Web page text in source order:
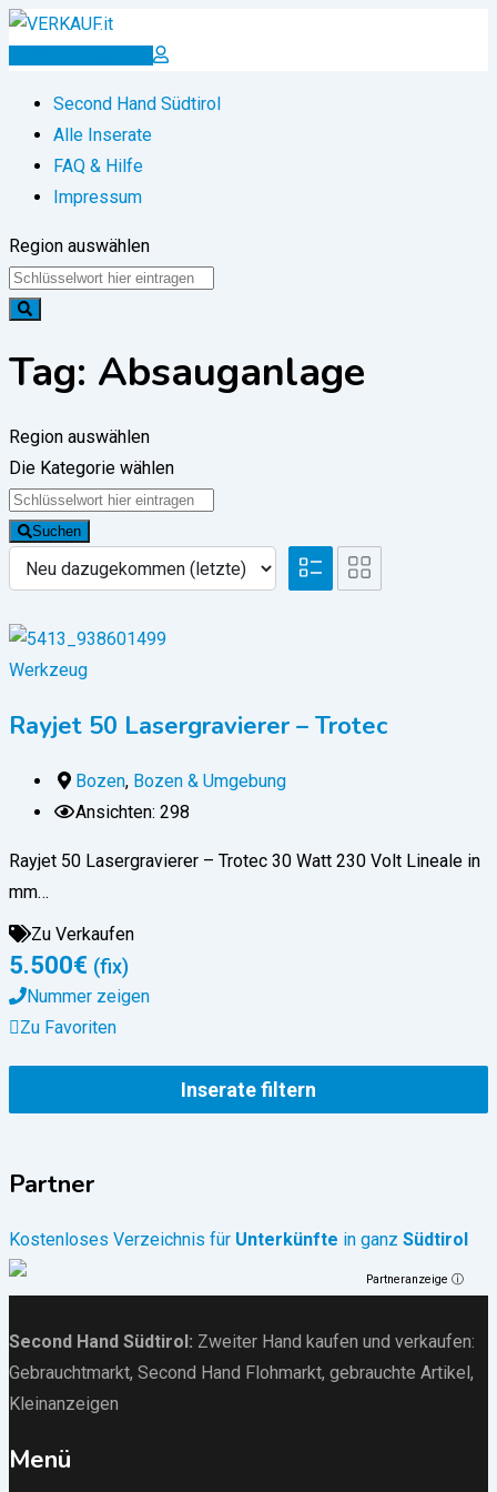
Zum
Inserat erstellen
Second Hand Südtirol
Alle Inserate
FAQ & Hilfe
Impressum
Region auswählen
Tag: Absauganlage
Region auswählen
Die Kategorie wählen
Suchen
Werkzeug
Rayjet 50 Lasergravierer – Trotec
Bozen, Bozen & Umgebung
Ansichten: 298
Rayjet 50 Lasergravierer – Trotec 30 Watt 230 Volt Lineale in
mm…
Zu Verkaufen
5.500€ (fix)
Nummer zeigen
Zu Favoriten
Inserate filtern
Partner
Kostenloses Verzeichnis für Unterkünfte in ganz Südtirol
Partneranzeige ⓘ
Second Hand Südtirol : Zweiter Hand kaufen und verkaufen:
Gebrauchtmarkt, Second Hand Flohmarkt, gebrauchte Artikel ,
Kleinanzeigen
Menü